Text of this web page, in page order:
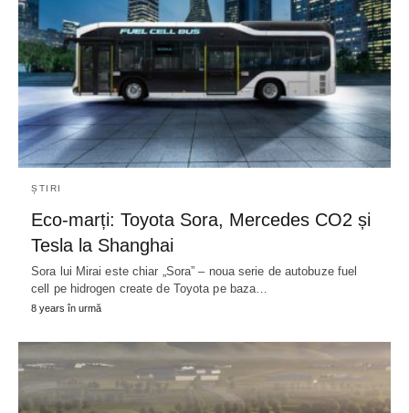
ȘTIRI
Eco-marți: Toyota Sora, Mercedes CO2 și
Tesla la Shanghai
Sora lui Mirai este chiar „Sora” – noua serie de autobuze fuel
cell pe hidrogen create de Toyota pe baza…
8 years în urmă